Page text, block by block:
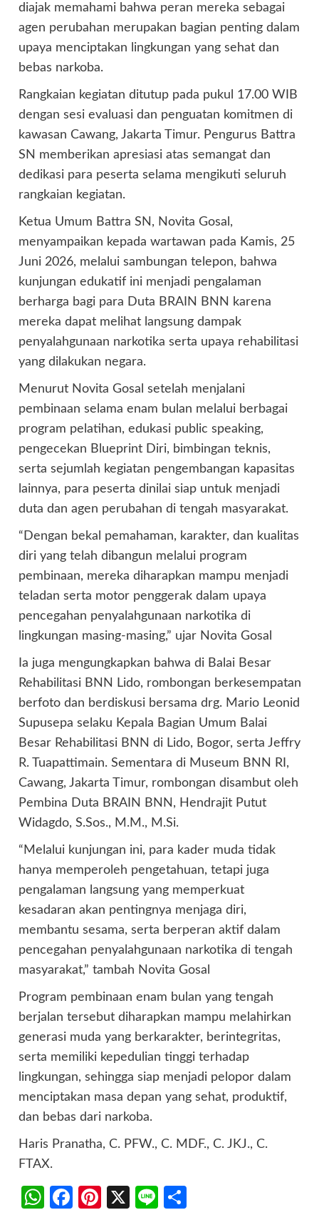
diajak memahami bahwa peran mereka sebagai
agen perubahan merupakan bagian penting dalam
upaya menciptakan lingkungan yang sehat dan
bebas narkoba.
Rangkaian kegiatan ditutup pada pukul 17.00 WIB
dengan sesi evaluasi dan penguatan komitmen di
kawasan Cawang, Jakarta Timur. Pengurus Battra
SN memberikan apresiasi atas semangat dan
dedikasi para peserta selama mengikuti seluruh
rangkaian kegiatan.
Ketua Umum Battra SN, Novita Gosal,
menyampaikan kepada wartawan pada Kamis, 25
Juni 2026, melalui sambungan telepon, bahwa
kunjungan edukatif ini menjadi pengalaman
berharga bagi para Duta BRAIN BNN karena
mereka dapat melihat langsung dampak
penyalahgunaan narkotika serta upaya rehabilitasi
yang dilakukan negara.
Menurut Novita Gosal setelah menjalani
pembinaan selama enam bulan melalui berbagai
program pelatihan, edukasi public speaking,
pengecekan Blueprint Diri, bimbingan teknis,
serta sejumlah kegiatan pengembangan kapasitas
lainnya, para peserta dinilai siap untuk menjadi
duta dan agen perubahan di tengah masyarakat.
“Dengan bekal pemahaman, karakter, dan kualitas
diri yang telah dibangun melalui program
pembinaan, mereka diharapkan mampu menjadi
teladan serta motor penggerak dalam upaya
pencegahan penyalahgunaan narkotika di
lingkungan masing-masing,” ujar Novita Gosal
Ia juga mengungkapkan bahwa di Balai Besar
Rehabilitasi BNN Lido, rombongan berkesempatan
berfoto dan berdiskusi bersama drg. Mario Leonid
Supusepa selaku Kepala Bagian Umum Balai
Besar Rehabilitasi BNN di Lido, Bogor, serta Jeffry
R. Tuapattimain. Sementara di Museum BNN RI,
Cawang, Jakarta Timur, rombongan disambut oleh
Pembina Duta BRAIN BNN, Hendrajit Putut
Widagdo, S.Sos., M.M., M.Si.
“Melalui kunjungan ini, para kader muda tidak
hanya memperoleh pengetahuan, tetapi juga
pengalaman langsung yang memperkuat
kesadaran akan pentingnya menjaga diri,
membantu sesama, serta berperan aktif dalam
pencegahan penyalahgunaan narkotika di tengah
masyarakat,” tambah Novita Gosal
Program pembinaan enam bulan yang tengah
berjalan tersebut diharapkan mampu melahirkan
generasi muda yang berkarakter, berintegritas,
serta memiliki kepedulian tinggi terhadap
lingkungan, sehingga siap menjadi pelopor dalam
menciptakan masa depan yang sehat, produktif,
dan bebas dari narkoba.
Haris Pranatha, C. PFW., C. MDF., C. JKJ., C.
FTAX.
WhatsApp
Facebook
Pinterest
X Line